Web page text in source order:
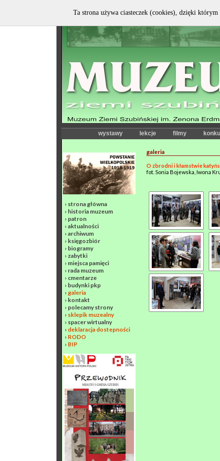
wystawy lekcje filmy
› strona główna
› historia muzeum
› patron
› aktualności
› archiwum
› księgozbiór
› biogramy
› zabytki
› miejsca pamięci
› rada muzeum
› cmentarze
› budynki pkp
› galeria
› kontakt
› polecamy strony
› sklepik muzealny
› spacer wirtualny
› deklaracja dostepności
› RODO
› BIP
galeria
O zbrodni i kłamstwie
fot. Sonia Bojewska, Iwona
Ta strona używa ciasteczek (cookies), dzięki